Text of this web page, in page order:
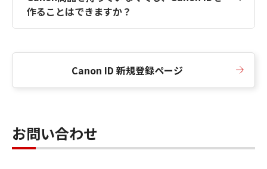
作ることはできますか？
Canon ID 新規登録ページ
お問い合わせ